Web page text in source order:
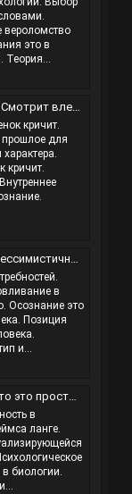
вероломство
это в
Теория...
словами. Принцип простоты.
кричит.
прошлое для
кричит.
ключ хасая алиева.
в
Осознание это
Позиция
и...
человек это.
в
ланге.
в биологии.